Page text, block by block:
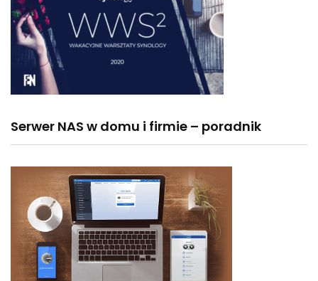
Serwer NAS w domu i firmie – poradnik